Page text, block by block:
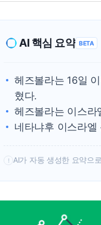
AI 핵심 요약 BETA
헤즈볼라는 16일
혔다.
헤즈볼라는 이스라
네타냐후 이스라
! AI가 자동 생성한 요약으